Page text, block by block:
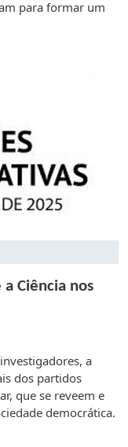
para formar um
a Ciência nos
a
dos partidos
que se reveem e
democrática.